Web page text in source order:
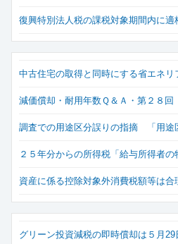
復興特別法人税の課税対象期間内に
中古住宅の取得と同時にする省エネ
減価償却・耐用年数Ｑ＆Ａ・第２８
調査での用途区分誤りの指摘 「用途
２５年分からの所得税「給与所得者
資産に係る控除対象外消費税額等は
グリーン投資減税の即時償却は５月